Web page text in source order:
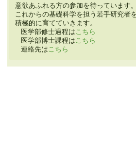
意欲あふれる方の参加を待っています。
これからの基礎科学を担う若手研究者
積極的に育てていきます。
医学部修士過程は こちら
医学部博士課程は こちら
連絡先は こちら